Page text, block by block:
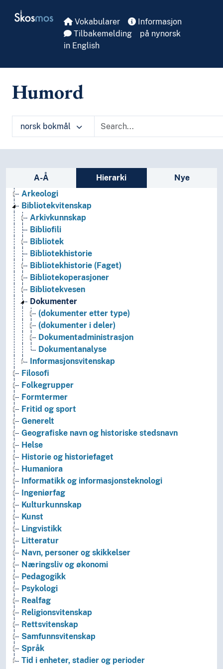
Skosmos Vokabularer
Informasjon
Tilbakemelding
på nynorsk
in English
Humord
norsk bokmål
Sidefelt: navigér i vokabularet på ulike
A-Å Hierarki
Nye
Arkeologi
Bibliotekvitenskap
Arkivkunnskap
Bibliofili
Bibliotek
Bibliotekhistorie
Bibliotekhistorie (Faget)
Bibliotekoperasjoner
Bibliotekvesen
Dokumenter
(dokumenter etter type)
(dokumenter i deler)
Dokumentadministrasjon
Dokumentanalyse
Informasjonsvitenskap
Filosofi
Folkegrupper
Formtermer
Fritid og sport
Generelt
Geografiske navn og historiske stedsnavn
Helse
Historie og historiefaget
Humaniora
Informatikk og informasjonsteknologi
Ingeniørfag
Kulturkunnskap
Kunst
Lingvistikk
Litteratur
Navn, personer og skikkelser
Næringsliv og økonomi
Pedagogikk
Psykologi
Realfag
Religionsvitenskap
Rettsvitenskap
Samfunnsvitenskap
Språk
Tid i enheter, stadier og perioder